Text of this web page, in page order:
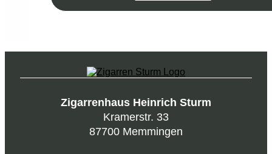
Zigarrenhaus Heinrich Sturm
Kramerstr. 33
87700 Memmingen